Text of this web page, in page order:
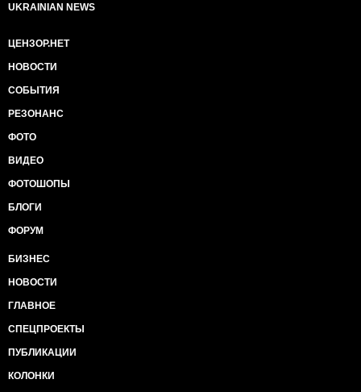
UKRAINIAN NEWS
ЦЕНЗОР.НЕТ
НОВОСТИ
СОБЫТИЯ
РЕЗОНАНС
ФОТО
ВИДЕО
ФОТОШОПЫ
БЛОГИ
ФОРУМ
БИЗНЕС
НОВОСТИ
ГЛАВНОЕ
СПЕЦПРОЕКТЫ
ПУБЛИКАЦИИ
КОЛОНКИ